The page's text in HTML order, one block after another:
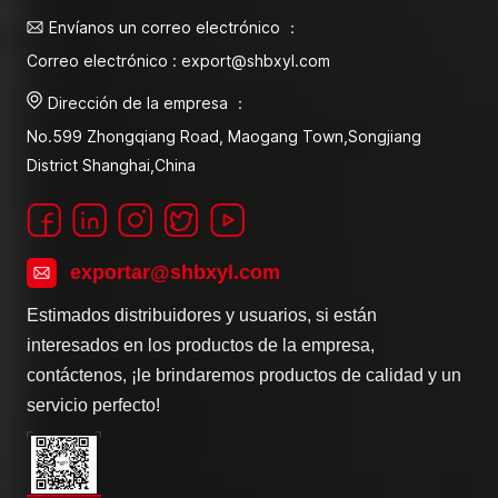
Envíanos un correo electrónico ：
Correo electrónico : export@shbxyl.com
Dirección de la empresa ：
No.599 Zhongqiang Road, Maogang Town,Songjiang
District Shanghai,China
exportar@shbxyl.com
Estimados distribuidores y usuarios, si están
interesados en los productos de la empresa,
contáctenos, ¡le brindaremos productos de calidad y un
servicio perfecto!